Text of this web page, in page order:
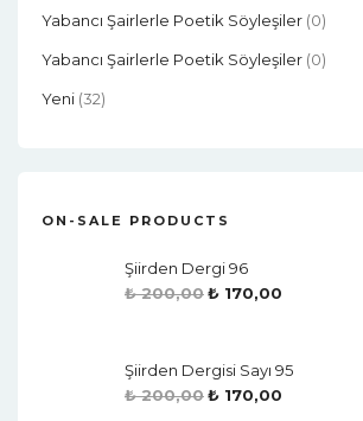
Yabancı Şairlerle Poetik Söyleşiler (0)
Yabancı Şairlerle Poetik Söyleşiler (0)
Yeni (32)
ON-SALE PRODUCTS
Şiirden Dergi 96
₺200,00₺ 170,00
Şiirden Dergisi Sayı 95
₺200,00₺ 170,00